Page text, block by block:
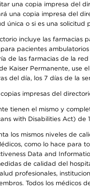
una copia impresa del
una copia impresa del
única o si es una
incluye las
pacientes
de las farmacias de la
Kaiser Permanente, use
del día, los 7 días de la
impresas del
tienen el mismo y
with Disabilities Act)
los mismos niveles de
como lo hace para
Data and
de calidad del
profesionales,
Todos los médicos